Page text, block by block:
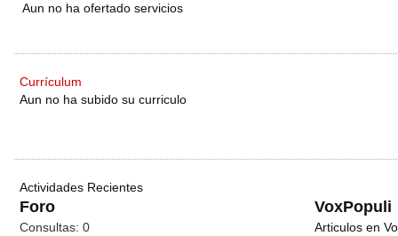
Aun no ha ofertado servicios
Currículum
Aun no ha subido su curriculo
Actividades Recientes
Foro VoxPopuli
Consultas: 0
Articulos en